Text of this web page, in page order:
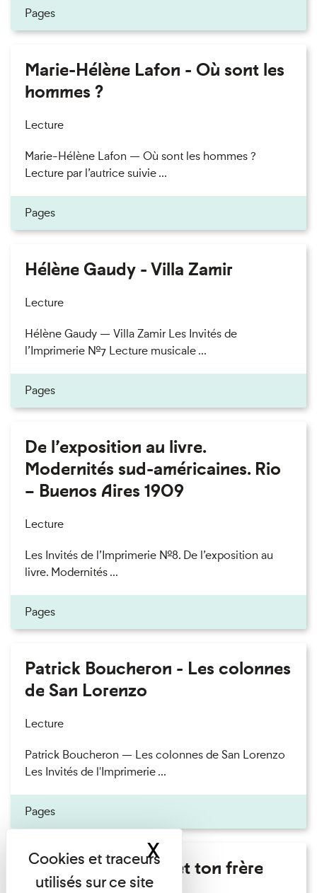
Pages
Marie-Hélène Lafon - Où sont les
hommes ?
Lecture
Marie-Hélène Lafon — Où sont les hommes ?
Lecture par l’autrice suivie ...
Pages
Hélène Gaudy - Villa Zamir
Lecture
Hélène Gaudy — Villa Zamir Les Invités de
l’Imprimerie n°7 Lecture musicale ...
Pages
De l’exposition au livre.
Modernités sud-américaines. Rio
– Buenos Aires 1909
Lecture
Les Invités de l’Imprimerie n°8. De l’exposition au
livre. Modernités ...
Pages
Patrick Boucheron - Les colonnes
de San Lorenzo
Lecture
Patrick Boucheron — Les colonnes de San Lorenzo
Les Invités de l'Imprimerie ...
Pages
Marie Cosnay - Toi et ton frère
XMasquer le